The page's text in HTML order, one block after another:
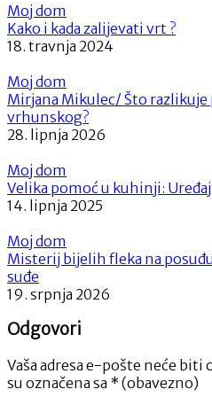
Moj dom
Kako i kada zalijevati vrt ?
18. travnja 2024
Moj dom
Mirjana Mikulec/ Što
vrhunskog?
28. lipnja 2026
Moj dom
Velika pomoć u kuhinji:
14. lipnja 2025
Moj dom
Misterij bijelih fleka na
suđe
19. srpnja 2026
Odgovori
Vaša adresa e-pošte neće biti
su označena sa * (obavezno)